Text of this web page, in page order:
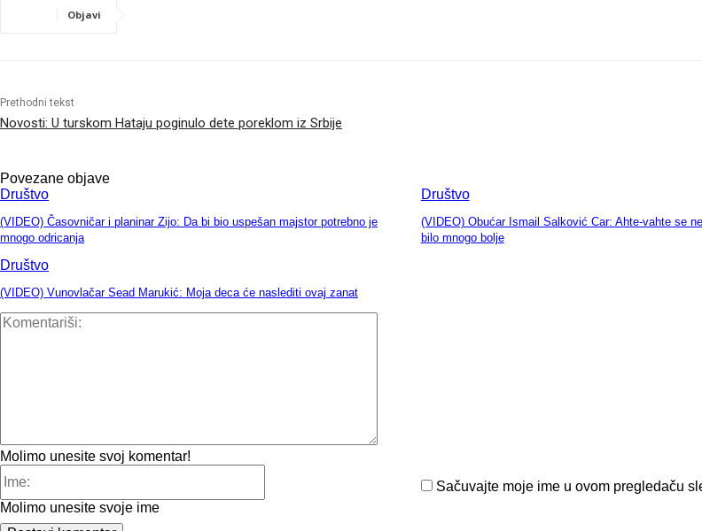
Objavi
Prethodni tekst
Novosti: U turskom Hataju poginulo dete poreklom iz Srbije
Povezane objave
Društvo
(VIDEO) Časovničar i planinar Zijo: Da bi bio uspešan majstor potrebno je
mnogo odricanja
Društvo
(VIDEO) Obućar Ismail Salković Car: Ahte-vahte se
bilo mnogo bolje
Društvo
(VIDEO) Vunovlačar Sead Marukić: Moja deca će naslediti ovaj zanat
Molimo unesite svoj komentar!
Molimo unesite svoje ime
Sačuvajte moje ime u ovom pregledaču